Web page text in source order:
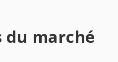
du marché